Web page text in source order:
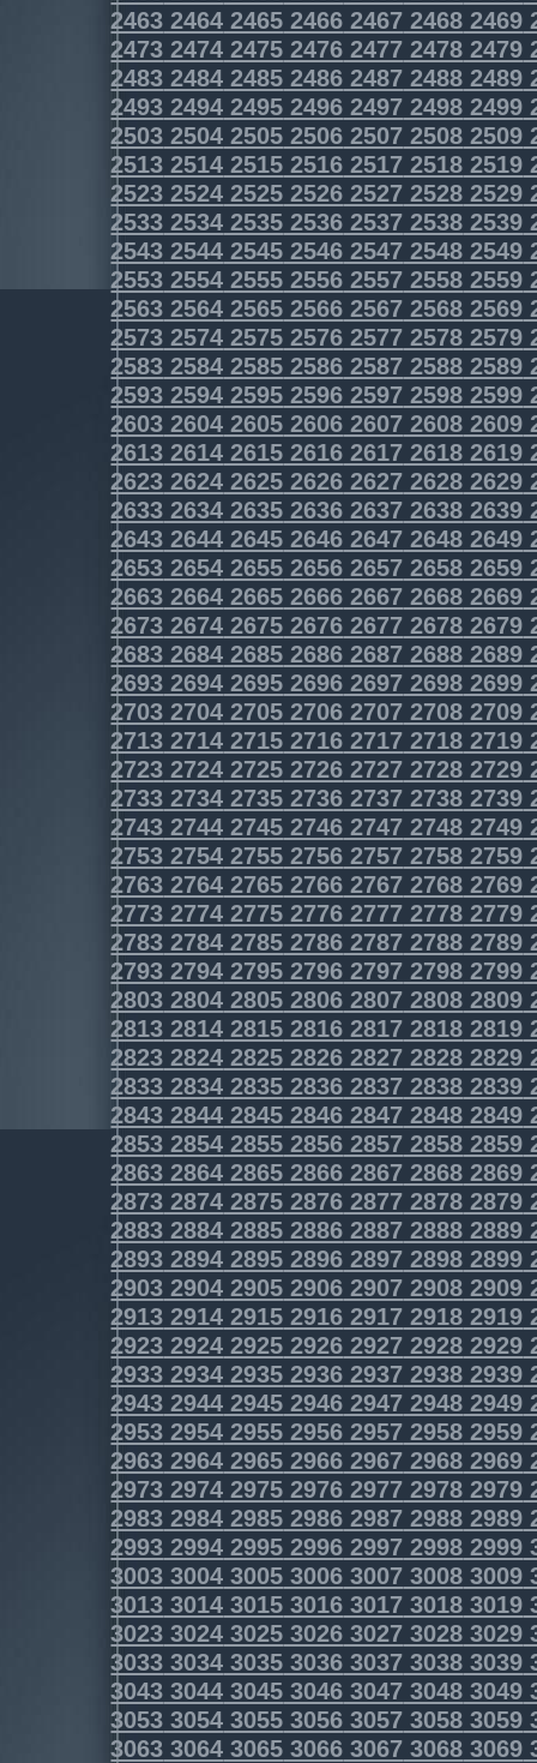
2463 2464 2465 2466 2467 2468 2469
2473 2474 2475 2476 2477 2478 2479
2483 2484 2485 2486 2487 2488 2489
2493 2494 2495 2496 2497 2498 2499
2503 2504 2505 2506 2507 2508 2509
2513 2514 2515 2516 2517 2518 2519
2523 2524 2525 2526 2527 2528 2529
2533 2534 2535 2536 2537 2538 2539
2543 2544 2545 2546 2547 2548 2549
2553 2554 2555 2556 2557 2558 2559
2563 2564 2565 2566 2567 2568 2569
2573 2574 2575 2576 2577 2578 2579
2583 2584 2585 2586 2587 2588 2589
2593 2594 2595 2596 2597 2598 2599
2603 2604 2605 2606 2607 2608 2609
2613 2614 2615 2616 2617 2618 2619
2623 2624 2625 2626 2627 2628 2629
2633 2634 2635 2636 2637 2638 2639
2643 2644 2645 2646 2647 2648 2649
2653 2654 2655 2656 2657 2658 2659
2663 2664 2665 2666 2667 2668 2669
2673 2674 2675 2676 2677 2678 2679
2683 2684 2685 2686 2687 2688 2689
2693 2694 2695 2696 2697 2698 2699
2703 2704 2705 2706 2707 2708 2709
2713 2714 2715 2716 2717 2718 2719
2723 2724 2725 2726 2727 2728 2729
2733 2734 2735 2736 2737 2738 2739
2743 2744 2745 2746 2747 2748 2749
2753 2754 2755 2756 2757 2758 2759
2763 2764 2765 2766 2767 2768 2769
2773 2774 2775 2776 2777 2778 2779
2783 2784 2785 2786 2787 2788 2789
2793 2794 2795 2796 2797 2798 2799
2803 2804 2805 2806 2807 2808 2809
2813 2814 2815 2816 2817 2818 2819
2823 2824 2825 2826 2827 2828 2829
2833 2834 2835 2836 2837 2838 2839
2843 2844 2845 2846 2847 2848 2849
2853 2854 2855 2856 2857 2858 2859
2863 2864 2865 2866 2867 2868 2869
2873 2874 2875 2876 2877 2878 2879
2883 2884 2885 2886 2887 2888 2889
2893 2894 2895 2896 2897 2898 2899
2903 2904 2905 2906 2907 2908 2909
2913 2914 2915 2916 2917 2918 2919
2923 2924 2925 2926 2927 2928 2929
2933 2934 2935 2936 2937 2938 2939
2943 2944 2945 2946 2947 2948 2949
2953 2954 2955 2956 2957 2958 2959
2963 2964 2965 2966 2967 2968 2969
2973 2974 2975 2976 2977 2978 2979
2983 2984 2985 2986 2987 2988 2989
2993 2994 2995 2996 2997 2998 2999
3003 3004 3005 3006 3007 3008 3009
3013 3014 3015 3016 3017 3018 3019
3023 3024 3025 3026 3027 3028 3029
3033 3034 3035 3036 3037 3038 3039
3043 3044 3045 3046 3047 3048 3049
3053 3054 3055 3056 3057 3058 3059
3063 3064 3065 3066 3067 3068 3069